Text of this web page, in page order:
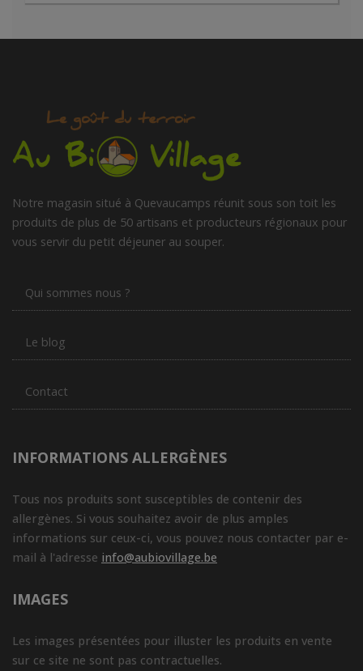
Notre magasin situé à Quevaucamps réunit sous son toit les
produits de plus de 50 artisans et producteurs régionaux pour
vous servir du petit déjeuner au souper.
Qui sommes nous ?
Le blog
Contact
INFORMATIONS ALLERGÈNES
Tous nos produits sont susceptibles de contenir des
allergènes. Si vous souhaitez avoir de plus amples
informations sur ceux-ci, vous pouvez nous contacter par e-
mail à l'adresse info@aubiovillage.be
IMAGES
Les images présentées pour illuster les produits en vente
sur ce site ne sont pas contractuelles.